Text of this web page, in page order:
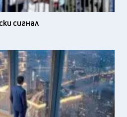
сигнал